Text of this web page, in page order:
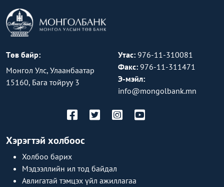
Төв байр:
Монгол Улс, Улаанбаатар
15160, Бага тойруу 3
Утас: 976-11-310081
Факс: 976-11-311471
Э-мэйл:
info@mongolbank.mn
Хэрэгтэй холбоос
Холбоо барих
Мэдээллийн ил тод байдал
Авлигатай тэмцэх үйл ажиллагаа